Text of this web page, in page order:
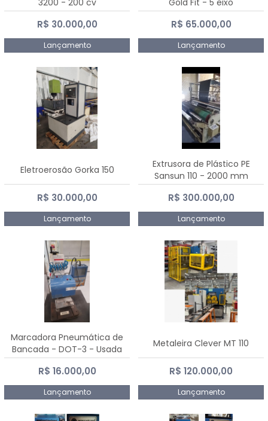
R$ 30.000,00
Lançamento
R$ 65.000,00
Lançamento
Eletroerosão Gorka 150
R$ 30.000,00
Lançamento
Extrusora de Plástico PE
Sansun 110 - 2000 mm
R$ 300.000,00
Lançamento
Marcadora Pneumática de
Bancada - DOT-3 - Usada
R$ 16.000,00
Lançamento
Metaleira Clever MT 110
R$ 120.000,00
Lançamento